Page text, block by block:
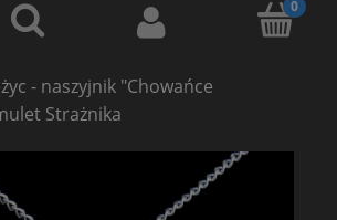
- naszyjnik "Chowańce
Strażnika